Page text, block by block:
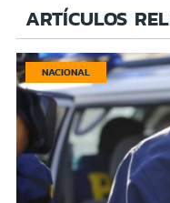
ARTÍCULOS
NACIONAL